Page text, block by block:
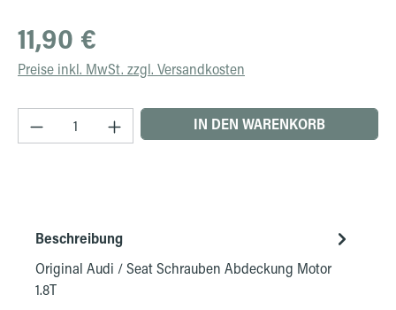
Regulärer Preis:
11,90 €
Preise inkl. MwSt. zzgl. Versandkosten
Produkt Anzahl: Gib den gewünschten Wert
IN DEN WARENKORB
Beschreibung
Original Audi / Seat Schrauben Abdeckung Motor
1.8T